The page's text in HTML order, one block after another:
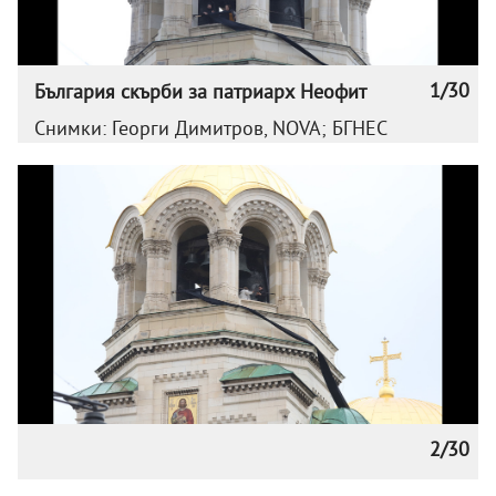
1/30
България скърби за патриарх Неофит
Снимки: Георги Димитров, NOVA; БГНЕС
2/30